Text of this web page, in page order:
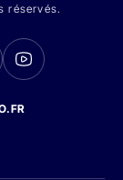
réservés.